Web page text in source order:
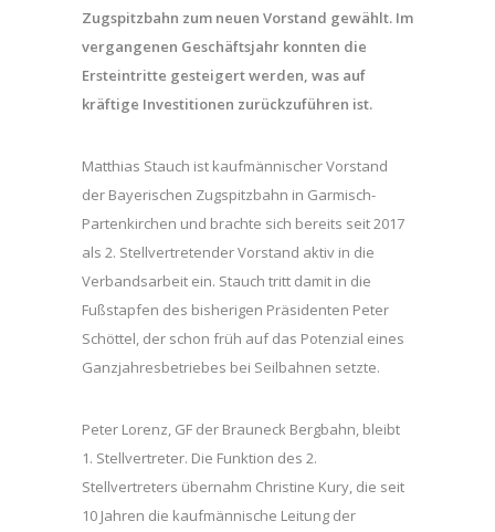
Zugspitzbahn zum neuen Vorstand gewählt. Im
vergangenen Geschäftsjahr konnten die
Ersteintritte gesteigert werden, was auf
kräftige Investitionen zurückzuführen ist.
Matthias Stauch ist kaufmännischer Vorstand
der Bayerischen Zugspitzbahn in Garmisch-
Partenkirchen und brachte sich bereits seit 2017
als 2. Stellvertretender Vorstand aktiv in die
Verbandsarbeit ein. Stauch tritt damit in die
Fußstapfen des bisherigen Präsidenten Peter
Schöttel, der schon früh auf das Potenzial eines
Ganzjahresbetriebes bei Seilbahnen setzte.
Peter Lorenz, GF der Brauneck Bergbahn, bleibt
1. Stellvertreter. Die Funktion des 2.
Stellvertreters übernahm Christine Kury, die seit
10 Jahren die kaufmännische Leitung der